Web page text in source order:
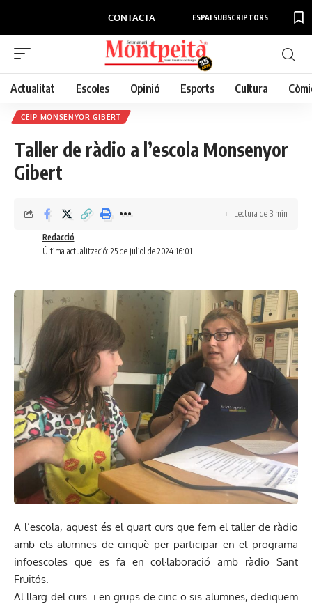
CONTACTA ESPAI SUBSCRIPTORS
Actualitat Escoles Opinió Esports Cultura
CEIP MONSENYOR GIBERT
Taller de ràdio a l’escola Monsenyor
Gibert
Última actualització: 25 de juliol de 2024 16:01
Redacció
Lectura de 3 min
A l’escola, aquest és el quart curs que fem el taller de ràdio
amb els alumnes de cinquè per participar en el programa
infoescoles que es fa en col·laboració amb ràdio Sant
Fruitós.
Al llarg del curs. i en grups de cinc o sis alumnes, dediquem